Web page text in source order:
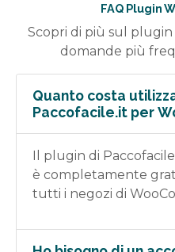
FAQ Plugin
Scopri di più sul
domande più
Quanto costa
Paccofacile.it per
Il plugin di
è completamente
tutti i negozi di